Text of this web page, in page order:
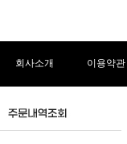
회사소개 이용약관